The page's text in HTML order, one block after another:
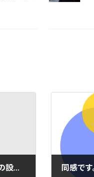
一般社団法人「フィンテック協会」の設立総会に参加いたしました